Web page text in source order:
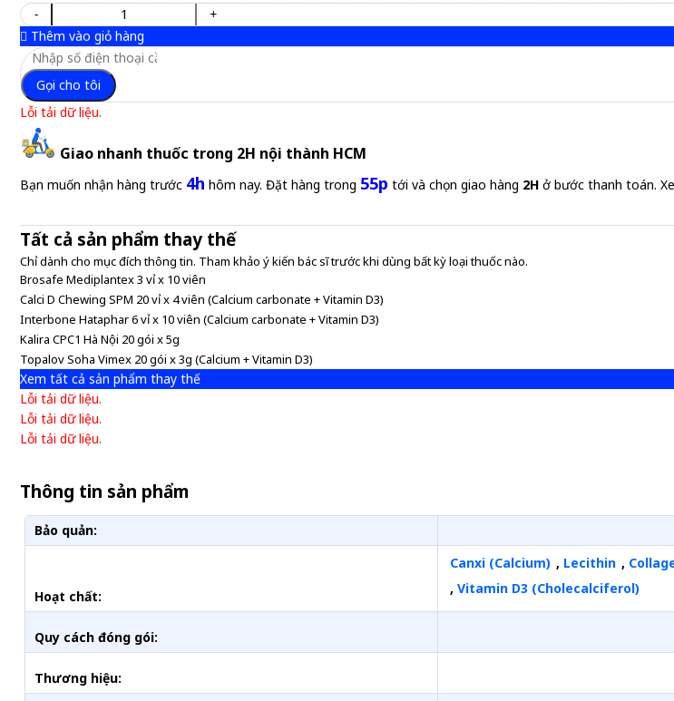
-
+
Thêm vào giỏ hàng
Gọi cho tôi
Lỗi tải dữ liệu.
Giao nhanh thuốc trong 2H nội thành HCM
Bạn muốn nhận hàng trước 4h hôm nay. Đặt hàng trong 55p tới và chọn giao hàng 2H ở bước thanh toán.
Tất cả sản phẩm thay thế
Chỉ dành cho mục đích thông tin. Tham khảo ý kiến bác sĩ trước khi dùng bất kỳ loại thuốc nào.
Brosafe Mediplantex 3 vỉ x 10 viên
Calci D Chewing SPM 20 vỉ x 4 viên (Calcium carbonate + Vitamin D3)
Interbone Hataphar 6 vỉ x 10 viên (Calcium carbonate + Vitamin D3)
Kalira CPC1 Hà Nội 20 gói x 5g
Topalov Soha Vimex 20 gói x 3g (Calcium + Vitamin D3)
Xem tất cả sản phẩm thay thế
Lỗi tải dữ liệu.
Lỗi tải dữ liệu.
Lỗi tải dữ liệu.
Thông tin sản phẩm
Bảo quản:
Hoạt chất:
Canxi (Calcium) , Lecithin ,
, Vitamin D3 (Cholecalciferol)
Quy cách đóng gói:
Thương hiệu: